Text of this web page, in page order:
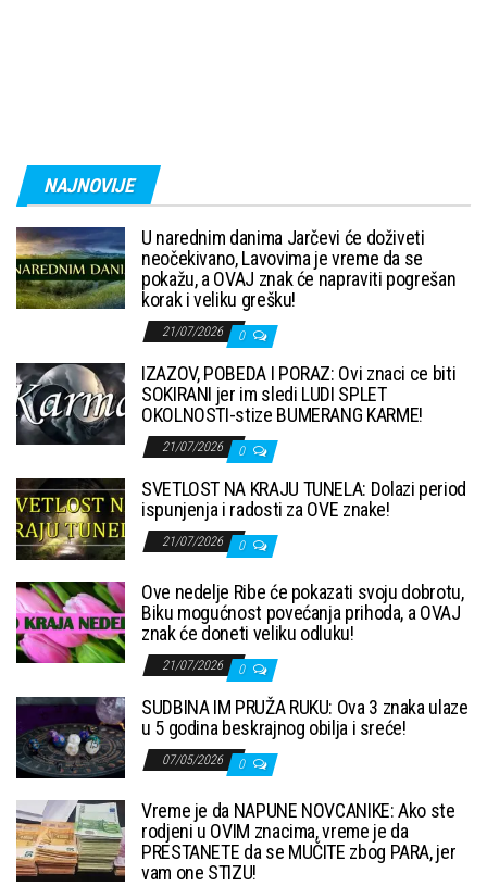
NAJNOVIJE
U narednim danima Jarčevi će doživeti
neočekivano, Lavovima je vreme da se
pokažu, a OVAJ znak će napraviti pogrešan
korak i veliku grešku!
21/07/2026 0
IZAZOV, POBEDA I PORAZ: Ovi znaci ce biti
SOKIRANI jer im sledi LUDI SPLET
OKOLNOSTI-stize BUMERANG KARME!
21/07/2026 0
SVETLOST NA KRAJU TUNELA: Dolazi period
ispunjenja i radosti za OVE znake!
21/07/2026 0
Ove nedelje Ribe će pokazati svoju dobrotu,
Biku mogućnost povećanja prihoda, a OVAJ
znak će doneti veliku odluku!
21/07/2026 0
SUDBINA IM PRUŽA RUKU: Ova 3 znaka ulaze
u 5 godina beskrajnog obilja i sreće!
07/05/2026 0
Vreme je da NAPUNE NOVCANIKE: Ako ste
rodjeni u OVIM znacima, vreme je da
PRESTANETE da se MUČITE zbog PARA, jer
vam one STIZU!